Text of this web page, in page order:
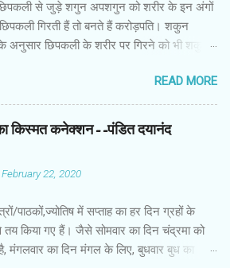
से जुड़े शगुन अपशगुन को शरीर के इन अंगों
गिरती हैं तो बनते हैं करोड़पति। शकुन
अनुसार छिपकली के शरीर पर गिरने को भी शकुन/
है, एक जंगली और एक घरेलू। छिपकली की जंगली
कहा जाता है जबकि घरों में पाई जाने वाली
घरेलू छिपकली कही जाती है। शकुन शास्त्र के
छिपकली के शरीर पर गिरने को भी शकुन/अपशकुन
तरफ गिरना ठीक होता है। इसी प्रकार छिपकली का
अच्छा नहीं होता। रविवार या मंगलवार को लाल
तथा शनिवार को काले रंग की छिपकली से
है। ✍🏻✍🏻🌷🌷👉🏻👉🏻 छिपकली होती है मां
READ MORE
किस्मत कनेक्शन--पंडित दयानंद
February 22, 2020
पाठकों,ज्योतिष में सप्ताह का हर दिन ग्रहों के
तय किया गए हैं। जैसे सोमवार का दिन चंद्रमा को
है, मंगलवार का दिन मंगल के लिए, बुधवार बुध का